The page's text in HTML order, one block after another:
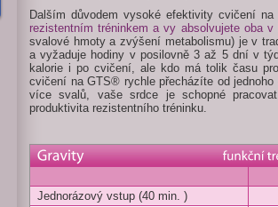
Dalším důvodem vysoké efektivity cvičení
rezistentním tréninkem a vy absolvujete oba
svalové hmoty a zvýšení metabolismu) je v
a vyžaduje hodiny v posilovně 3 až 5 dní v
kalorie i po cvičení, ale kdo má tolik času
cvičení na GTS® rychle přecházíte od
více svalů, vaše srdce je schopné
produktivita rezistentního tréninku.
Jednorázový vstup (40 min. )